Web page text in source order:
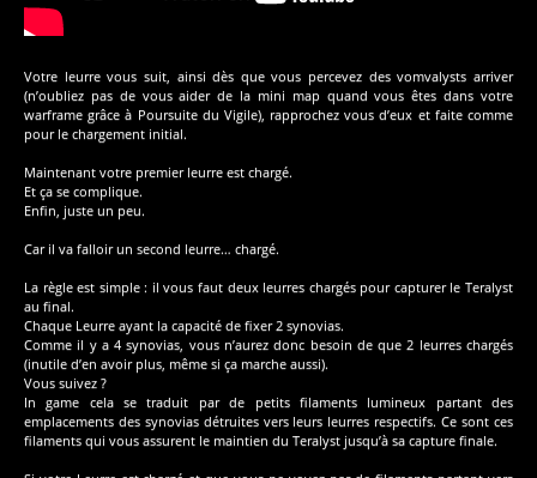
Votre leurre vous suit, ainsi dès que vous percevez des vomvalysts arriver
(n’oubliez pas de vous aider de la mini map quand vous êtes dans votre
warframe grâce à Poursuite du Vigile), rapprochez vous d’eux et faite comme
pour le chargement initial.
Maintenant votre premier leurre est chargé.
Et ça se complique.
Enfin, juste un peu.
Car il va falloir un second leurre… chargé.
La règle est simple : il vous faut deux leurres chargés pour capturer le Teralyst
au final.
Chaque Leurre ayant la capacité de fixer 2 synovias.
Comme il y a 4 synovias, vous n’aurez donc besoin de que 2 leurres chargés
(inutile d’en avoir plus, même si ça marche aussi).
Vous suivez ?
In game cela se traduit par de petits filaments lumineux partant des
emplacements des synovias détruites vers leurs leurres respectifs. Ce sont ces
filaments qui vous assurent le maintien du Teralyst jusqu’à sa capture finale.